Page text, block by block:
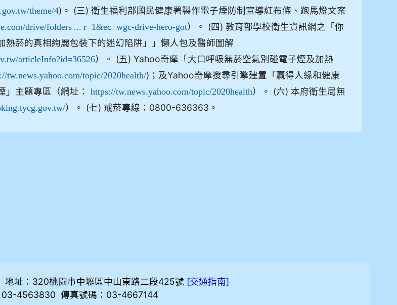
theme/4)。 (三) 衛生福利部國民健康署製作電子煙防制宣導紅布條、跑馬燈文案
drive/folders ... r=1&ec=wgc-drive-hero-got）。 (四) 教育部學校衛生資訊網之「你
熱菸的真相絢麗包裝下的迷幻陷阱」」懶人包及醫師圖解
articleInfo?id=36526）。 (五) Yahoo奇摩「大口呼吸無菸空氣別碰電子煙及加熱
tw.news.yahoo.com/topic/2020health/)；及Yahoo奇摩搜尋引擎建置「贏得人緣和健康
」主題專區（網址： https://tw.news.yahoo.com/topic/2020health）。 (六) 本府衛生局無
）。 (七) 戒菸專線：0800-636363。
址：320桃園市中壢區中山東路二段425號 [交通指南]
03-4563830 傳真號碼：03-4667144